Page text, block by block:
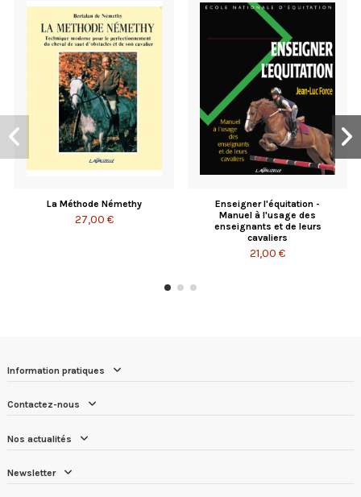
La Méthode Némethy
27,00 €
Enseigner l'équitation -
Manuel à l'usage des
enseignants et de leurs
cavaliers
21,00 €
Information pratiques
Contactez-nous
Nos actualités
Newsletter